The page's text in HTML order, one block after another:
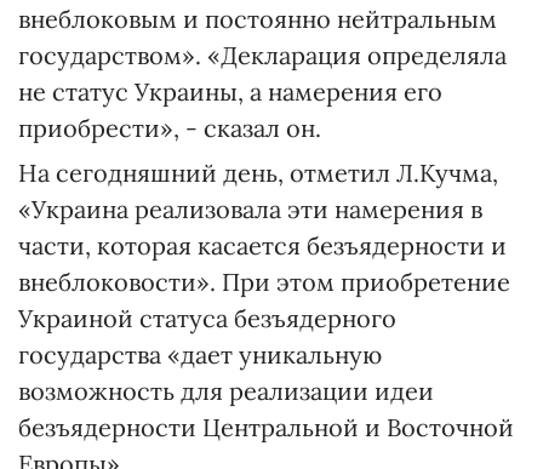
внеблоковым и постоянно нейтральным
государством». «Декларация определяла
не статус Украины, а намерения его
приобрести», - сказал он.
На сегодняшний день, отметил Л.Кучма,
«Украина реализовала эти намерения в
части, которая касается безъядерности и
внеблоковости». При этом приобретение
Украиной статуса безъядерного
государства «дает уникальную
возможность для реализации идеи
безъядерности Центральной и Восточной